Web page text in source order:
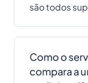
são todos
Como o
compara a